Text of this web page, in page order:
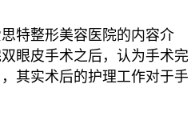
整形美容医院的内容介
眼皮手术之后，认为手术完
其实术后的护理工作对于手